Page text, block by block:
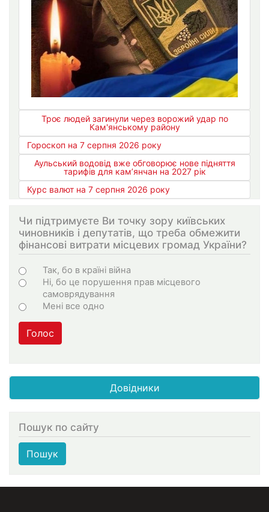
Троє людей загинули через ворожий удар по
Кам'янському району
Гороскоп на 7 серпня 2026 року
Аульський водовід вже обговорює нове підняття
тарифів для кам’янчан на 2027 рік
Курс валют на 7 серпня 2026 року
Чи підтримуєте Ви точку зору київських
чиновників і депутатів, що треба обмежити
фінансові витрати місцевих громад України?
Варіанти
Так, бо в країні війна
Ні, бо це порушення прав місцевого
самоврядування
Мені все одно
Голос
Довідники
Пошук по сайту
Пошук